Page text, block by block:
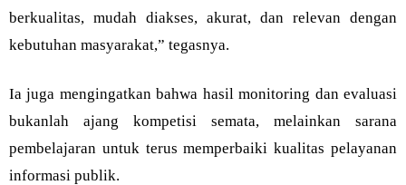
berkualitas, mudah diakses, akurat, dan relevan dengan
kebutuhan masyarakat,” tegasnya.
Ia juga mengingatkan bahwa hasil monitoring dan evaluasi
bukanlah ajang kompetisi semata, melainkan sarana
pembelajaran untuk terus memperbaiki kualitas pelayanan
informasi publik.